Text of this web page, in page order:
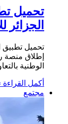
تحميل
الجزائر
تحميل تطبيق
إطلاق منصة
الوطنية
أكمل القراءة
مجتمع